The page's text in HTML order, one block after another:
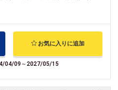
お気に入りに追加
04/09～2027/05/15